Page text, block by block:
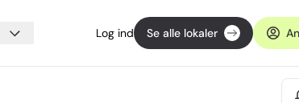
Log ind Se alle lokaler